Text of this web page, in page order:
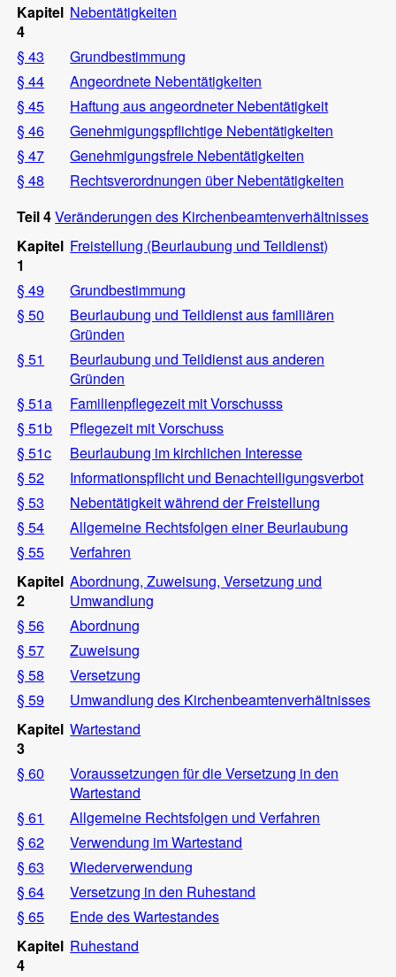
Kapitel
4
Nebentätigkeiten
§ 43
Grundbestimmung
§ 44
Angeordnete Nebentätigkeiten
§ 45
Haftung aus angeordneter Nebentätigkeit
§ 46
Genehmigungspflichtige Nebentätigkeiten
§ 47
Genehmigungsfreie Nebentätigkeiten
§ 48
Rechtsverordnungen über Nebentätigkeiten
Teil 4Veränderungen des Kirchenbeamtenverhältnisses
Kapitel
1
Freistellung (Beurlaubung und Teildienst)
§ 49
Grundbestimmung
§ 50
Beurlaubung und Teildienst aus familiären
Gründen
§ 51
Beurlaubung und Teildienst aus anderen
Gründen
§ 51a
Familienpflegezeit mit Vorschusss
§ 51b
Pflegezeit mit Vorschuss
§ 51c
Beurlaubung im kirchlichen Interesse
§ 52
Informationspflicht und Benachteiligungsverbot
§ 53
Nebentätigkeit während der Freistellung
§ 54
Allgemeine Rechtsfolgen einer Beurlaubung
§ 55
Verfahren
Kapitel
2
Abordnung, Zuweisung, Versetzung und
Umwandlung
§ 56
Abordnung
§ 57
Zuweisung
§ 58
Versetzung
§ 59
Umwandlung des Kirchenbeamtenverhältnisses
Kapitel
3
Wartestand
§ 60
Voraussetzungen für die Versetzung in den
Wartestand
§ 61
Allgemeine Rechtsfolgen und Verfahren
§ 62
Verwendung im Wartestand
§ 63
Wiederverwendung
§ 64
Versetzung in den Ruhestand
§ 65
Ende des Wartestandes
Kapitel
4
Ruhestand